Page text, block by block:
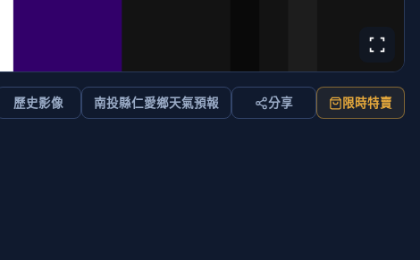
歷史影像 南投縣仁愛鄉天氣預報 分享 限時特賣